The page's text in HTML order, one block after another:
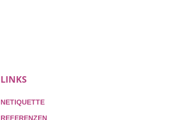
LINKS
NETIQUETTE
REFERENZEN